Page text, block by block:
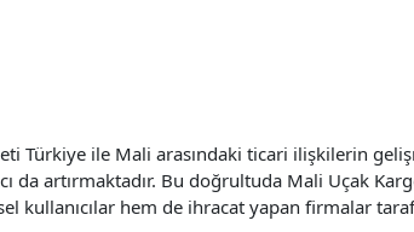
Türkiye ile Mali arasındaki ticari ilişkilerin
da artırmaktadır. Bu doğrultuda Mali Uçak
kullanıcılar hem de ihracat yapan firmalar